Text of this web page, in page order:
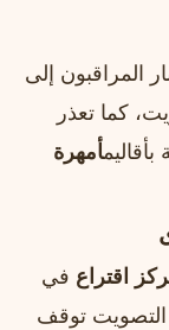
المراقبون إلى
كما تعذر
أمهرة
في
التصويت توقف